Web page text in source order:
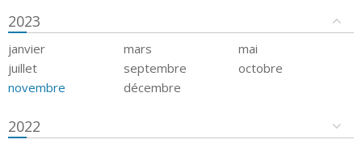
2023
janvier mars
mai
juillet
septembre
octobre
novembre
décembre
2022